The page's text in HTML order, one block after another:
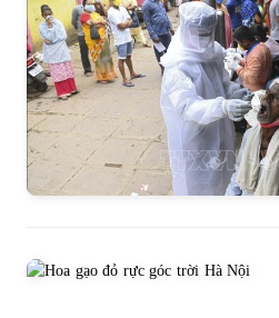
Báo Lai Châu Số 3242 ngày